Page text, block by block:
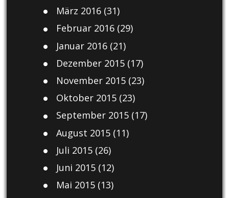
März 2016(31)
Februar 2016(29)
Januar 2016(21)
Dezember 2015(17)
November 2015(23)
Oktober 2015(23)
September 2015(17)
August 2015(11)
Juli 2015(26)
Juni 2015(12)
Mai 2015(13)